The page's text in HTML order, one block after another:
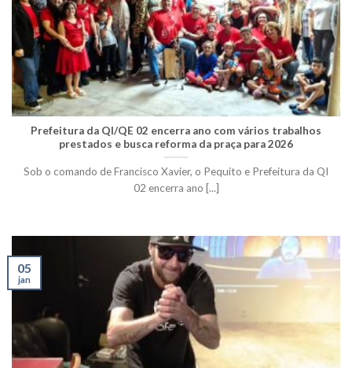
Prefeitura da QI/QE 02 encerra ano com vários trabalhos
prestados e busca reforma da praça para 2026
Sob o comando de Francisco Xavier, o Pequito e Prefeitura da QI
02 encerra ano [...]
05
jan